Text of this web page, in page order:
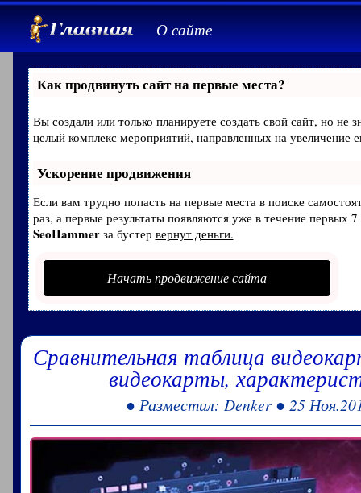
О сайте
Как продвинуть сайт на первые места?
Вы создали или только планируете создать свой сайт, но не
целый комплекс мероприятий, направленных на
Ускорение продвижения
Если вам трудно попасть на первые места в поиске
раз, а первые результаты появляются уже в течение первых
SeoHammerза бустер вернут деньги.
Начать продвижение сайта
Сравнительная таблица
видеокарты,
● Разместил: Denker ● 25